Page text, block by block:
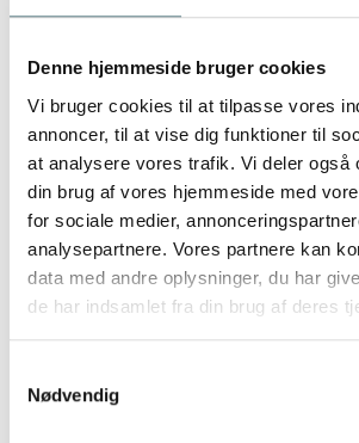
Denne hjemmeside bruger cookies
Vi bruger cookies til at tilpasse vores
annoncer, til at vise dig funktioner til
at analysere vores trafik. Vi deler også
din brug af vores hjemmeside med
for sociale medier,
analysepartnere. Vores partnere kan
data med andre oplysninger, du har
de har indsamlet fra din brug af deres
Nødvendig